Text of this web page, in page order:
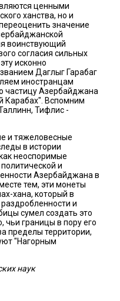
ценными
ханства, но и
значение
воинствующий
согласия сильных
исконно
Даглыг Гарабаг
иностранцам
частицу Азербайджана
Карабах". Вспомним
Тифлис -
и тяжеловесные
в истории
неоспоримые
и
Азербайджана в
тем, эти монеты
хана, который в
и
сумел создать это
чьи границы в пору его
пределы территории,
"Нагорным
наук